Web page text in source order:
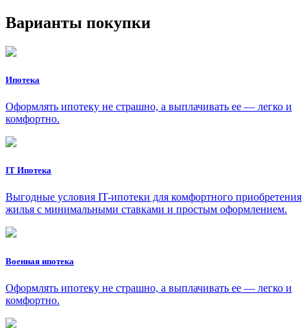
Варианты покупки
Ипотека
Оформлять ипотеку не страшно, а выплачивать ее — легко и
комфортно.
IT Ипотека
Выгодные условия IT-ипотеки для комфортного приобретения
жилья с минимальными ставками и простым оформлением.
Военная ипотека
Оформлять ипотеку не страшно, а выплачивать ее — легко и
комфортно.